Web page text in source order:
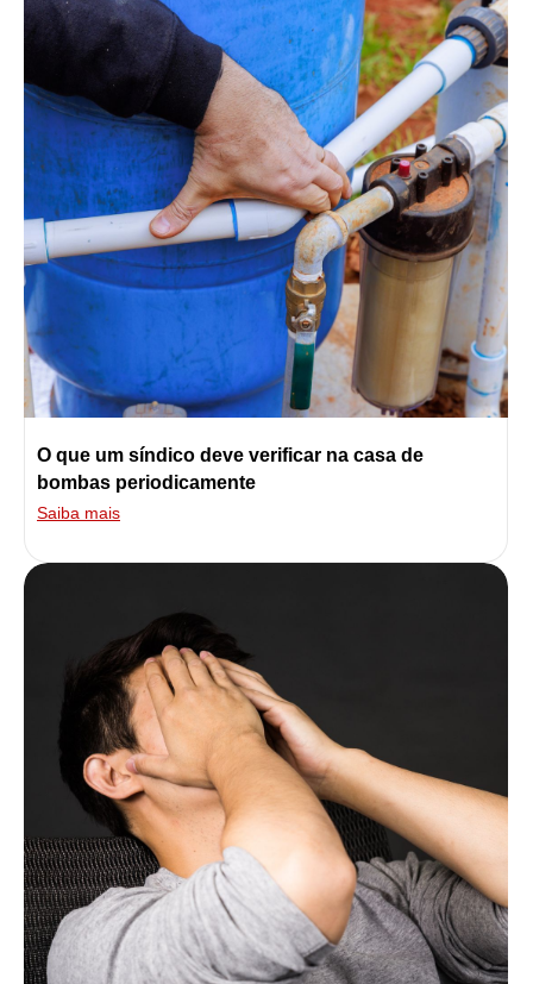
O que um síndico deve verificar na casa de
bombas periodicamente
Saiba mais